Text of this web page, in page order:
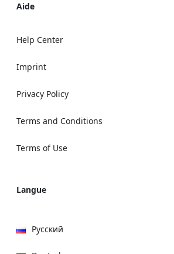
Aide
Help Center
Imprint
Privacy Policy
Terms and Conditions
Terms of Use
Langue
Русский